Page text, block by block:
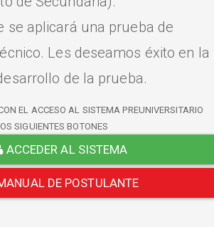
se aplicará una prueba de
Les deseamos éxito en la
de la prueba.
EL ACCESO AL SISTEMA PREUNIVERSITARIO
SIGUIENTES BOTONES
ACCEDER AL SISTEMA
DE POSTULANTE